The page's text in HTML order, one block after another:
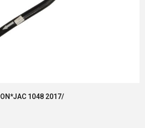
1048 2017/